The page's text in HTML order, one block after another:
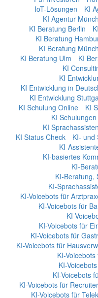
IoT-Lösungen
KI
KI Agentur
KI Beratung Berlin
KI Beratung
KI Beratung
KI Beratung Ulm
KI
KI
KI
KI Entwicklung in
KI Entwicklung
KI Schulung Online
KI
KI
KI
KI Status Check
KI- und
KI-
KI-basiertes
KI-
KI-Beratung,
KI-
KI-Voicebots für
KI-Voicebots für
KI-
KI-Voicebots für
KI-Voicebots für
KI-Voicebots für
KI-
KI-
KI-Voicebots
KI-Voicebots für Recruiter
KI-Voicebots für